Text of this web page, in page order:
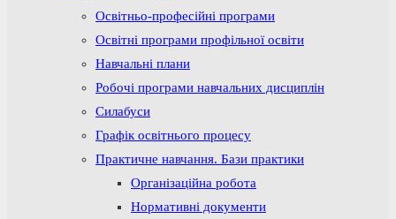
Освітньо-професійні програми
Освітні програми профільної освіти
Навчальні плани
Робочі програми навчальних дисциплін
Силабуси
Графік освітнього процесу
Практичне навчання. Бази практики
Організаційна робота
Нормативні документи